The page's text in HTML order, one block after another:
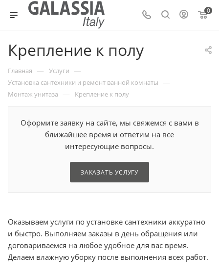
0
Крепление к полу
Главная — Услуги —
Установка сантехники и ремонт ванной комнаты —
Монтаж унитаза — Крепление к полу
Оформите заявку на сайте, мы свяжемся с вами в
ближайшее время и ответим на все
интересующие вопросы.
ЗАКАЗАТЬ УСЛУГУ
Оказываем услуги по установке сантехники аккуратно
и быстро. Выполняем заказы в день обращения или
договариваемся на любое удобное для вас время.
Делаем влажную уборку после выполнения всех работ.